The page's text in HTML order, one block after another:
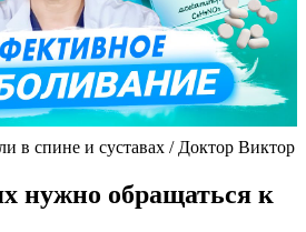
в спине и суставах / Доктор Виктор
нужно обращаться к